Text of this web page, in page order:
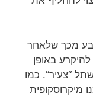
מכך שלאחר
באופן
“צעיר”. כמו
מיקרוסקופית